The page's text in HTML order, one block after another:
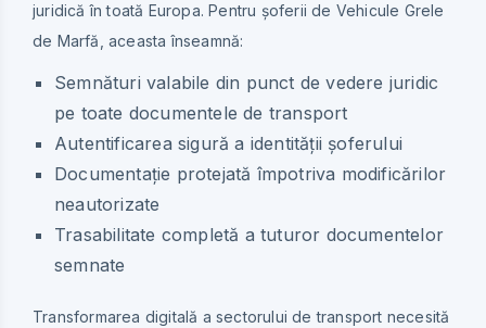
juridică în toată Europa. Pentru șoferii de Vehicule Grele
de Marfă, aceasta înseamnă:
Semnături valabile din punct de vedere juridic
pe toate documentele de transport
Autentificarea sigură a identității șoferului
Documentație protejată împotriva modificărilor
neautorizate
Trasabilitate completă a tuturor documentelor
semnate
Transformarea digitală a sectorului de transport necesită